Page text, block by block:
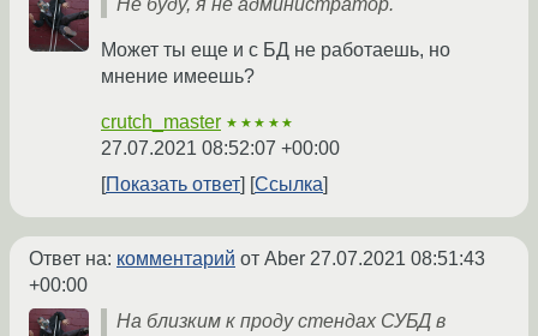
Не буду, я не администратор.
Может ты еще и с БД не работаешь, но
мнение имеешь?
crutch_master ★★★★★
27.07.2021 08:52:07 +00:00
Показать ответ
Ссылка
Ответ на: комментарий от Aber 27.07.2021 08:51:43
+00:00
На близким к проду стендах СУБД в